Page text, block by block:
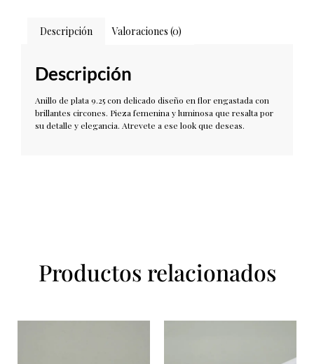
Descripción Valoraciones (0)
Descripción
Anillo de plata 9.25 con delicado diseño en flor engastada con
brillantes circones. Pieza femenina y luminosa que resalta por
su detalle y elegancia. Atrevete a ese look que deseas.
Productos relacionados